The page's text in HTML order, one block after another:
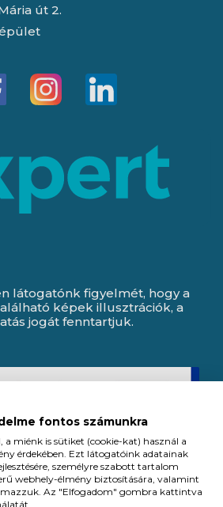
út 2.
látogatónk figyelmét, hogy a
képek illusztrációk, a
jogát fenntartjuk.
fontos számunkra
miénk is sütiket (cookie-kat) használ a
érdekében. Ezt látogatóink adatainak
személyre szabott tartalom
webhely-élmény biztosítására, valamint
Az "Elfogadom" gombra kattintva